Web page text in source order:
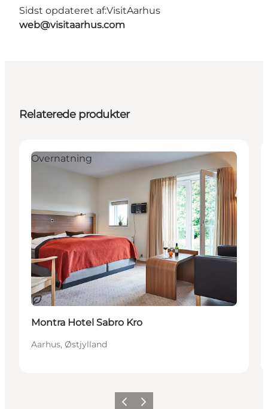
Sidst opdateret af:VisitAarhus
web@visitaarhus.com
Relaterede produkter
Bæredygtige oplevelser
Overnatning
Montra Hotel Sabro Kro
Aarhus, Østjylland
ForrigeNæste